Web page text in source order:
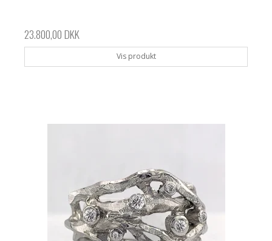
23.800,00 DKK
Vis produkt